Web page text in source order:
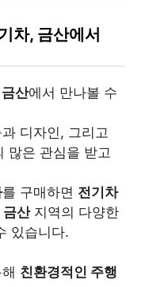
차, 금산에서
금산에서 만나볼 수
디자인, 그리고
많은 관심을 받고
를 구매하면 전기차
금산지역의 다양한
있습니다.
친환경적인 주행